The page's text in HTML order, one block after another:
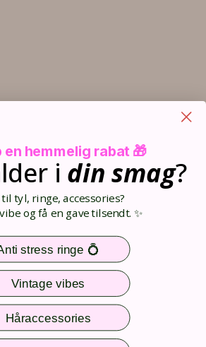
en hemmelig rabat 🎁
i din smag?
tyl, ringe, accessories?
og få en gave tilsendt. ✨
stress ringe 💍
Vintage vibes
Håraccessories